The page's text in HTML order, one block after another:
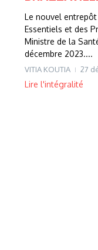
Le nouvel entrepôt
Essentiels et des
Ministre de la
décembre 2023....
VITIA KOUTIA 27
Lire l'intégralité